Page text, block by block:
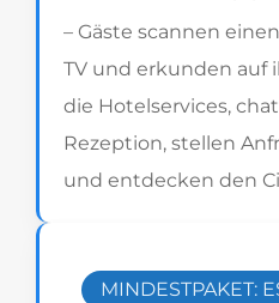
– Gäste scannen
TV und erkunden auf
die Hotelservices,
Rezeption, stellen
und entdecken den
MINDESTPAKET: